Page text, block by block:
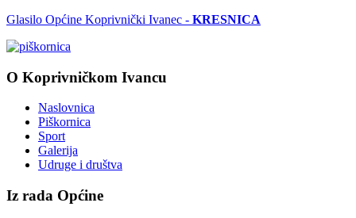
Glasilo Općine Koprivnički Ivanec - KRESNICA
O Koprivničkom Ivancu
Naslovnica
Piškornica
Sport
Galerija
Udruge i društva
Iz rada Općine